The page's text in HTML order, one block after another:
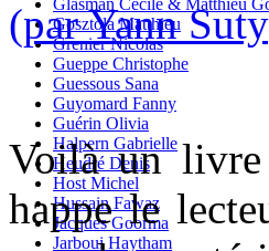
Glasman Cécile & Matthieu
Gosztola Matthieu
Grenier Nicolas
Gueppe Christophe
Guessous Sana
Guyomard Fanny
Guérin Olivia
Halpern Gabrielle
Heudré Denis
Host Michel
Hussain Fawaz
Jacques Goorma
Jarboui Haytham
Voilà un
happe le